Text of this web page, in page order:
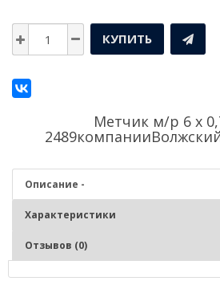
КУПИТЬ
Метчик м/р 6 х
2489компании
Описание -
Характеристики
Отзывов (0)